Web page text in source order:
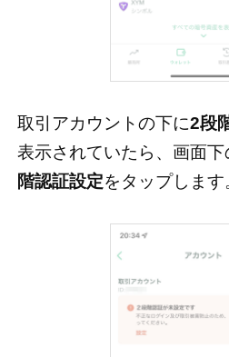
取引アカウントの下に2段
表示されていたら、画面
階認証設定をタップします